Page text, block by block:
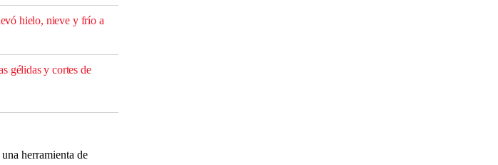
hielo, nieve y frío a
gélidas y cortes de
herramienta de